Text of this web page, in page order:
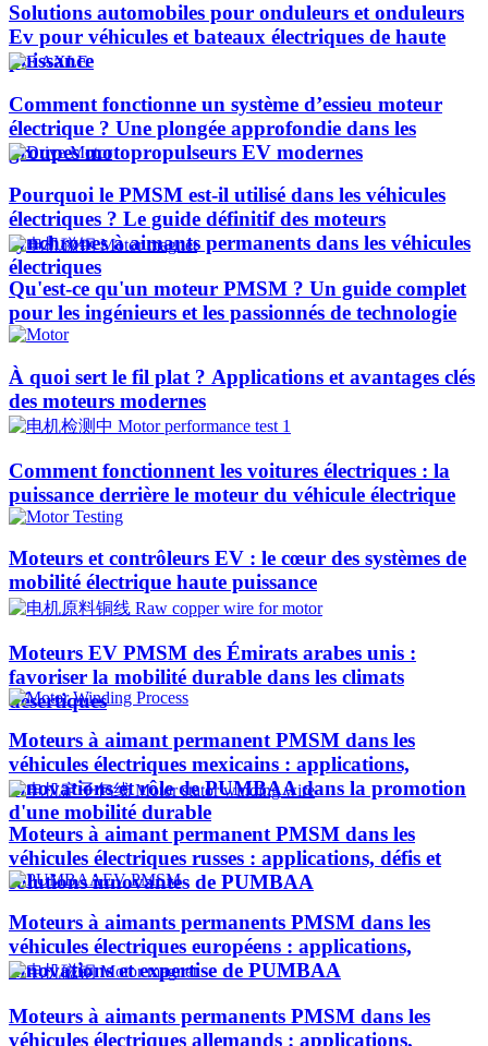
Solutions automobiles pour onduleurs et onduleurs
Ev pour véhicules et bateaux électriques de haute
puissance
Comment fonctionne un système d’essieu moteur
électrique ? Une plongée approfondie dans les
groupes motopropulseurs EV modernes
Pourquoi le PMSM est-il utilisé dans les véhicules
électriques ? Le guide définitif des moteurs
synchrones à aimants permanents dans les véhicules
électriques
Qu'est-ce qu'un moteur PMSM ? Un guide complet
pour les ingénieurs et les passionnés de technologie
À quoi sert le fil plat ? Applications et avantages clés
des moteurs modernes
Comment fonctionnent les voitures électriques : la
puissance derrière le moteur du véhicule électrique
Moteurs et contrôleurs EV : le cœur des systèmes de
mobilité électrique haute puissance
Moteurs EV PMSM des Émirats arabes unis :
favoriser la mobilité durable dans les climats
désertiques
Moteurs à aimant permanent PMSM dans les
véhicules électriques mexicains : applications,
innovations et rôle de PUMBAA dans la promotion
d'une mobilité durable
Moteurs à aimant permanent PMSM dans les
véhicules électriques russes : applications, défis et
solutions innovantes de PUMBAA
Moteurs à aimants permanents PMSM dans les
véhicules électriques européens : applications,
innovations et expertise de PUMBAA
Moteurs à aimants permanents PMSM dans les
véhicules électriques allemands : applications,